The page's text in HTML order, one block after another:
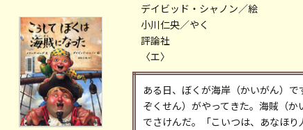
デイビッド・シャノン／絵
小川仁央／やく
評論社
〈エ〉
ある日、ぼくが海岸（かいがん）
ぞくせん）がやってきた。海賊（
でさけんだ。「こいつは、あなほ